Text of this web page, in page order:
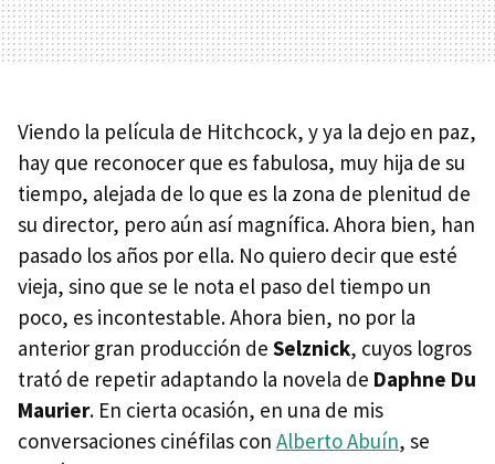
Viendo la película de Hitchcock, y ya la dejo en paz,
hay que reconocer que es fabulosa, muy hija de su
tiempo, alejada de lo que es la zona de plenitud de
su director, pero aún así magnífica. Ahora bien, han
pasado los años por ella. No quiero decir que esté
vieja, sino que se le nota el paso del tiempo un
poco, es incontestable. Ahora bien, no por la
anterior gran producción de Selznick, cuyos logros
trató de repetir adaptando la novela de Daphne Du
Maurier. En cierta ocasión, en una de mis
conversaciones cinéfilas con Alberto Abuín, se